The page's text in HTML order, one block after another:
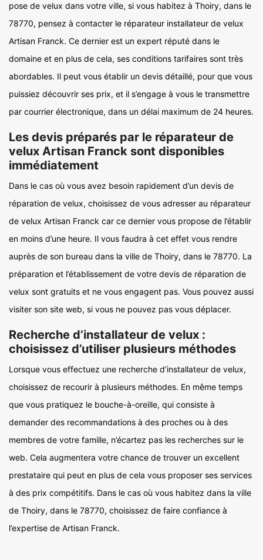
pose de velux dans votre ville, si vous habitez à Thoiry, dans le
78770, pensez à contacter le réparateur installateur de velux
Artisan Franck. Ce dernier est un expert réputé dans le
domaine et en plus de cela, ses conditions tarifaires sont très
abordables. Il peut vous établir un devis détaillé, pour que vous
puissiez découvrir ses prix, et il s’engage à vous le transmettre
par courrier électronique, dans un délai maximum de 24 heures.
Les devis préparés par le réparateur de
velux Artisan Franck sont disponibles
immédiatement
Dans le cas où vous avez besoin rapidement d’un devis de
réparation de velux, choisissez de vous adresser au réparateur
de velux Artisan Franck car ce dernier vous propose de l’établir
en moins d’une heure. Il vous faudra à cet effet vous rendre
auprès de son bureau dans la ville de Thoiry, dans le 78770. La
préparation et l’établissement de votre devis de réparation de
velux sont gratuits et ne vous engagent pas. Vous pouvez aussi
visiter son site web, si vous ne pouvez pas vous déplacer.
Recherche d’installateur de velux :
choisissez d’utiliser plusieurs méthodes
Lorsque vous effectuez une recherche d’installateur de velux,
choisissez de recourir à plusieurs méthodes. En même temps
que vous pratiquez le bouche-à-oreille, qui consiste à
demander des recommandations à des proches ou à des
membres de votre famille, n’écartez pas les recherches sur le
web. Cela augmentera votre chance de trouver un excellent
prestataire qui peut en plus de cela vous proposer ses services
à des prix compétitifs. Dans le cas où vous habitez dans la ville
de Thoiry, dans le 78770, choisissez de faire confiance à
l’expertise de Artisan Franck.